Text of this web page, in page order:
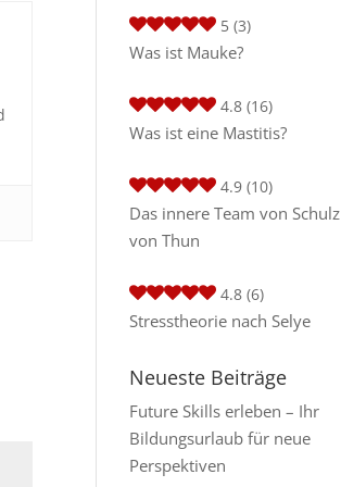
5 (3)
Was ist Mauke?
4.8 (16)
Was ist eine Mastitis?
4.9 (10)
Das innere Team von Schulz
von Thun
4.8 (6)
Stresstheorie nach Selye
Neueste Beiträge
Future Skills erleben – Ihr
Bildungsurlaub für neue
Perspektiven